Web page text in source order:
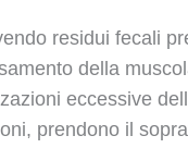
residui fecali
della
eccessive
prendono il